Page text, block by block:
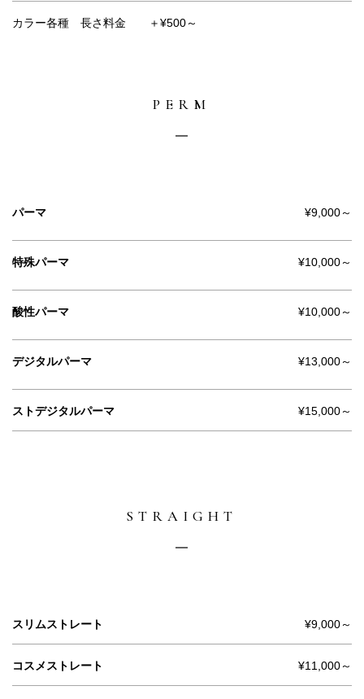
カラー各種 長さ料金 ＋¥500～
PERM
パーマ ¥9,000～
特殊パーマ ¥10,000～
酸性パーマ ¥10,000～
デジタルパーマ ¥13,000～
ストデジタルパーマ ¥15,000～
STRAIGHT
スリムストレート ¥9,000～
コスメストレート ¥11,000～